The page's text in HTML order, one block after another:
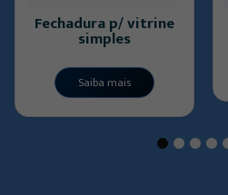
Fechadura p/ vitrine
simples
Saiba mais
4 5 6